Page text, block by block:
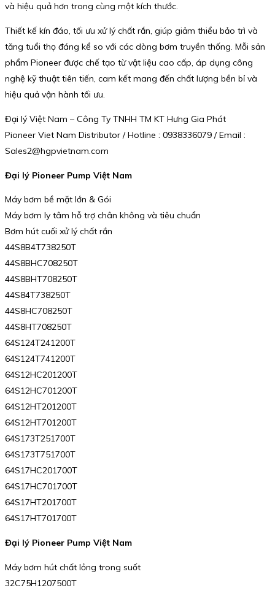
và hiệu quả hơn trong cùng một kích thước.
Thiết kế kín đáo, tối ưu xử lý chất rắn, giúp giảm thiểu bảo trì và
tăng tuổi thọ đáng kể so với các dòng bơm truyền thống. Mỗi sản
phẩm Pioneer được chế tạo từ vật liệu cao cấp, áp dụng công
nghệ kỹ thuật tiên tiến, cam kết mang đến chất lượng bền bỉ và
hiệu quả vận hành tối ưu.
Đại lý Việt Nam – Công Ty TNHH TM KT Hưng Gia Phát
Pioneer Viet Nam Distributor / Hotline : 0938336079 / Email :
Sales2@hgpvietnam.com
Đại lý Pioneer Pump Việt Nam
Máy bơm bề mặt lớn & Gói
Máy bơm ly tâm hỗ trợ chân không và tiêu chuẩn
Bơm hút cuối xử lý chất rắn
44S8B4T738250T
44S8BHC708250T
44S8BHT708250T
44S84T738250T
44S8HC708250T
44S8HT708250T
64S124T241200T
64S124T741200T
64S12HC201200T
64S12HC701200T
64S12HT201200T
64S12HT701200T
64S173T251700T
64S173T751700T
64S17HC201700T
64S17HC701700T
64S17HT201700T
64S17HT701700T
Đại lý Pioneer Pump Việt Nam
Máy bơm hút chất lỏng trong suốt
32C75H1207500T